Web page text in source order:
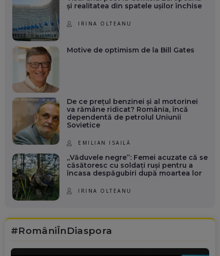
și realitatea din spatele ușilor închise
IRINA OLTEANU
Motive de optimism de la Bill Gates
De ce prețul benzinei și al motorinei
va rămâne ridicat? România, încă
dependentă de petrolul Uniunii
Sovietice
EMILIAN ISAILĂ
„Văduvele negre”: Femei acuzate că se
căsătoresc cu soldați ruși pentru a
încasa despăgubiri după moartea lor
IRINA OLTEANU
#RomâniÎnDiaspora